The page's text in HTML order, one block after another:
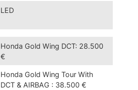
LED
Honda Gold Wing DCT: 28.500
€
Honda Gold Wing Tour With
DCT & AIRBAG : 38.500 €